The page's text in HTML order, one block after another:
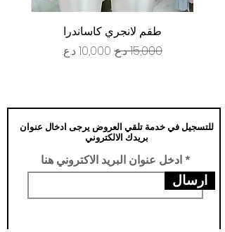
طقم لانجري كاساندرا
سعر عادي سعر البيع
للتسجيل في خدمة تلقي العروض يرجى ادخال عنوان
بريدك الالكتروني
ادخل عنوان البريد الاكتروني هنا
ارسال